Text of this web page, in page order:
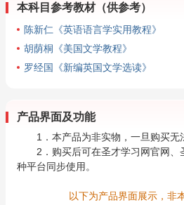
本科目参考教材（供参考）
陈新仁《英语语言学实用教程》
胡荫桐《美国文学教程》
罗经国《新编英国文学选读》
产品界面及功能
1．本产品为非实物，一旦购买无
2．购买后可在圣才学习网官网、
种平台同步使用。
以下为产品界面展示，非